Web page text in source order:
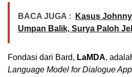
BACA JUGA :
Kasus
Umpan Balik, Surya Paloh
Fondasi dari Bard, LaMDA,
Language Model for Dialogue